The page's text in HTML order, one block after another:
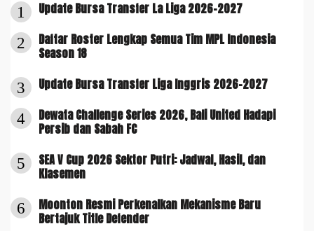
1 Update Bursa Transfer La Liga 2026-2027
2
Daftar Roster Lengkap Semua Tim MPL Indonesia
Season 18
3 Update Bursa Transfer Liga Inggris 2026-2027
4
Dewata Challenge Series 2026, Bali United Hadapi
Persib dan Sabah FC
5
SEA V Cup 2026 Sektor Putri: Jadwal, Hasil, dan
Klasemen
6
Moonton Resmi Perkenalkan Mekanisme Baru
Bertajuk Title Defender